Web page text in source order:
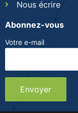
Nous écrire
Abonnez-vous
Votre e-mail